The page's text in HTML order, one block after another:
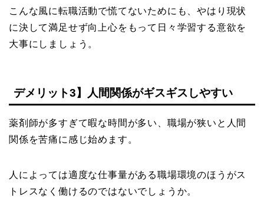
こんな風に転職活動で慌てないためにも、やはり現状
に決して満足せず向上心をもって日々学習する意欲を
大事にしましょう。
デメリット3】人間関係がギスギスしやすい
薬剤師が多すぎて暇な時間が多い、職場が狭いと人間
関係を苦痛に感じ始めます。
人によっては適度な仕事量がある職場環境のほうがス
トレスなく働けるのではないでしょうか。